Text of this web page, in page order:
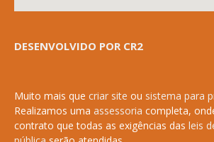
DESENVOLVIDO POR CR2
Muito mais que criar site ou sistema para
Realizamos uma assessoria completa,
contrato que todas as exigências das leis